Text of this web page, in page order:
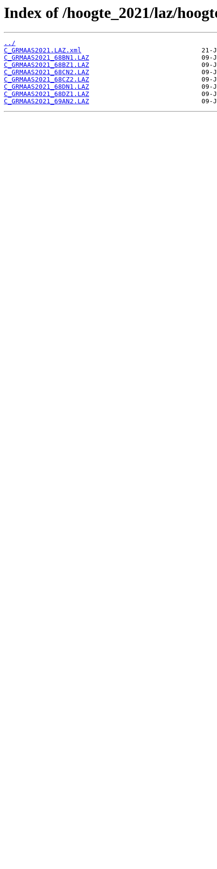
Index of /hoogte_2021/laz/
../
C_GRMAAS2021.LAZ.xml
C_GRMAAS2021_68BN1.LAZ
C_GRMAAS2021_68BZ1.LAZ
C_GRMAAS2021_68CN2.LAZ
C_GRMAAS2021_68CZ2.LAZ
C_GRMAAS2021_68DN1.LAZ
C_GRMAAS2021_68DZ1.LAZ
C_GRMAAS2021_69AN2.LAZ